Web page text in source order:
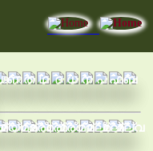
ണത ഥ ദ ധ ന പ ഫബ
മ്യ്വമ്രമ്ര്യമ്ര്രമ്ര്വമ്ലമ്ല്യമ്ല്രമ്ല്വ